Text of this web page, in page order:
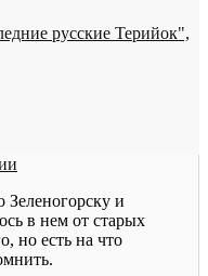
русские Терийок",
Зеленогорску и
в нем от старых
но есть на что